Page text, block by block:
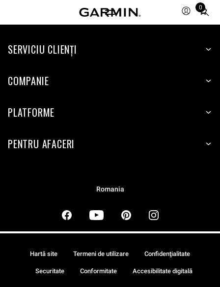
0
Total
items
cart:
SERVICIU CLIENŢI
COMPANIE
PLATFORME
PENTRU AFACERI
Romania
Hartă site Termeni de utilizare Confidenţialitate
Securitate Conformitate Accesibilitate digitală